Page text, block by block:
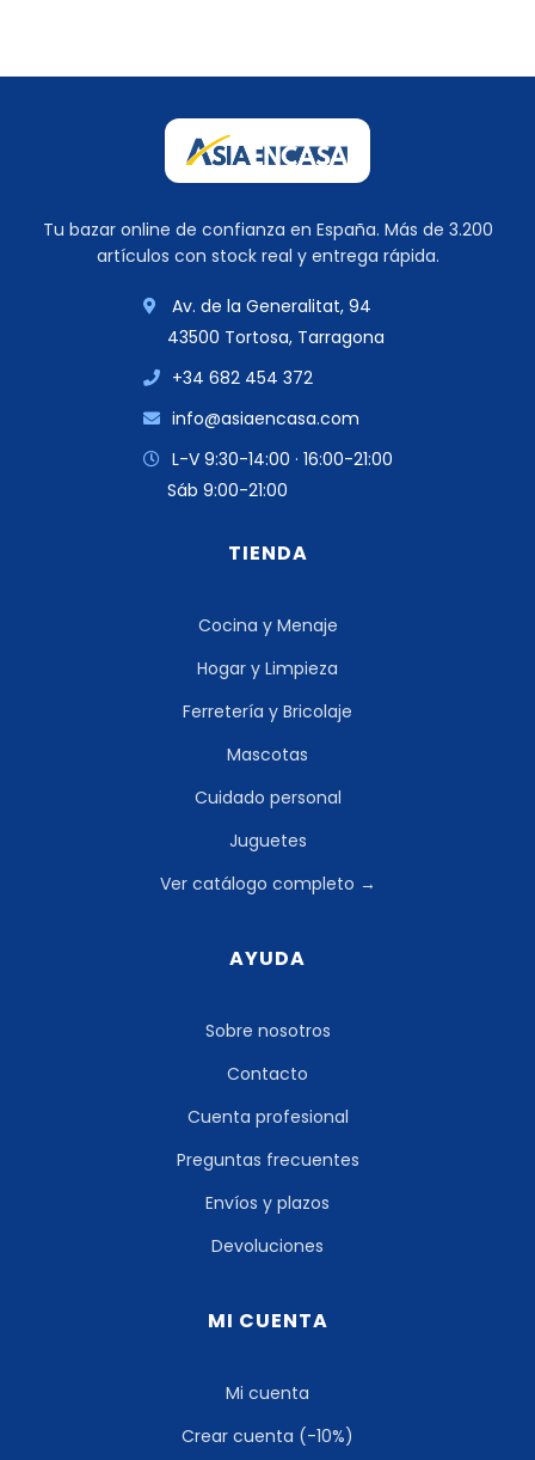
Tu bazar online de confianza en España. Más de 3.200
artículos con stock real y entrega rápida.
Av. de la Generalitat, 94
43500 Tortosa, Tarragona
+34 682 454 372
info@asiaencasa.com
L-V 9:30-14:00 · 16:00-21:00
Sáb 9:00-21:00
TIENDA
Cocina y Menaje
Hogar y Limpieza
Ferretería y Bricolaje
Mascotas
Cuidado personal
Juguetes
Ver catálogo completo →
AYUDA
Sobre nosotros
Contacto
Cuenta profesional
Preguntas frecuentes
Envíos y plazos
Devoluciones
MI CUENTA
Mi cuenta
Crear cuenta (-10%)